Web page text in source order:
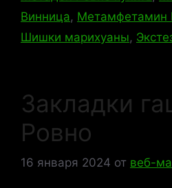
Винница, Метамфетамин
Шишки марихуаны,
Закладки
Ровно
16 января 2024 от веб-